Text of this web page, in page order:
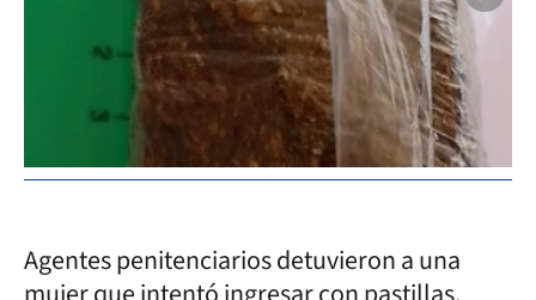
Agentes penitenciarios detuvieron a una